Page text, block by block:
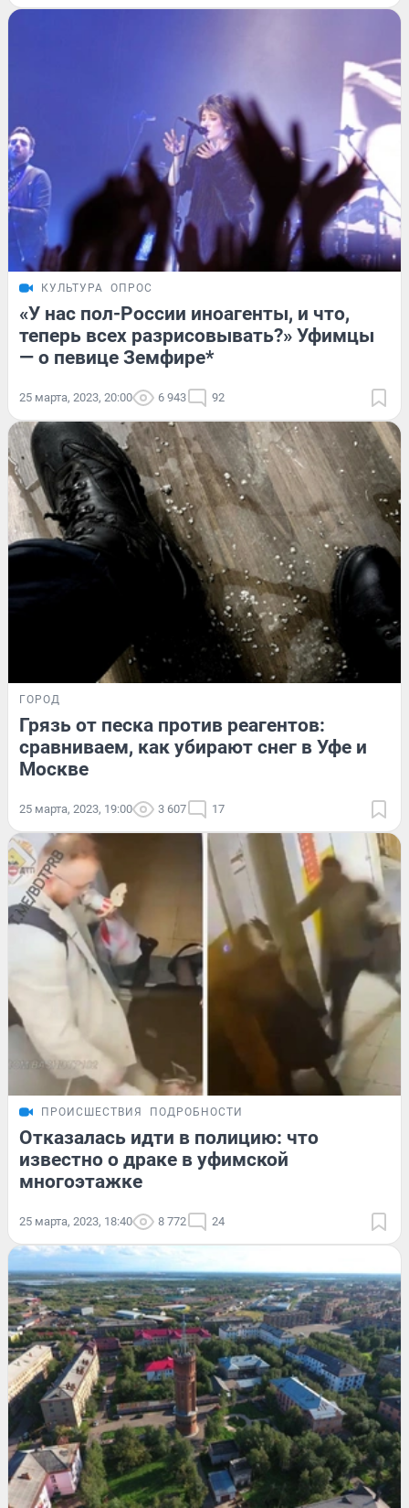
КУЛЬТУРА ОПРОС
«У нас пол-России иноагенты, и что,
теперь всех разрисовывать?» Уфимцы
— о певице Земфире*
25 марта, 2023, 20:00 6 943 92
ГОРОД
Грязь от песка против реагентов:
сравниваем, как убирают снег в Уфе и
Москве
25 марта, 2023, 19:00 3 607 17
ПРОИСШЕСТВИЯ ПОДРОБНОСТИ
Отказалась идти в полицию: что
известно о драке в уфимской
многоэтажке
25 марта, 2023, 18:40 8 772 24